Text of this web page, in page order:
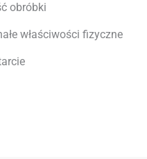
obróbki
właściwości fizyczne